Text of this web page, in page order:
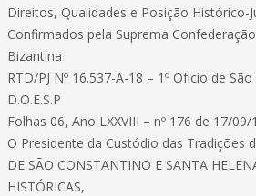
Direitos, Qualidades e Posição Histórico-
Confirmados pela Suprema
Bizantina
RTD/PJ Nº 16.537-A-18 – 1º Ofício de
D.O.E.S.P
Folhas 06, Ano LXXVIII – nº 176 de 17/09/
O Presidente da Custódio das Tradições
DE SÃO CONSTANTINO E SANTA
HISTÓRICAS,